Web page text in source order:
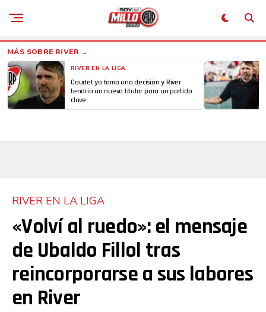
RIVER EN LA LIGA
Coudet ya tomó una decisión y River
tendría un nuevo titular para un partido
clave
RIVER EN LA LIGA
«Volví al ruedo»: el mensaje
de Ubaldo Fillol tras
reincorporarse a sus labores
en River